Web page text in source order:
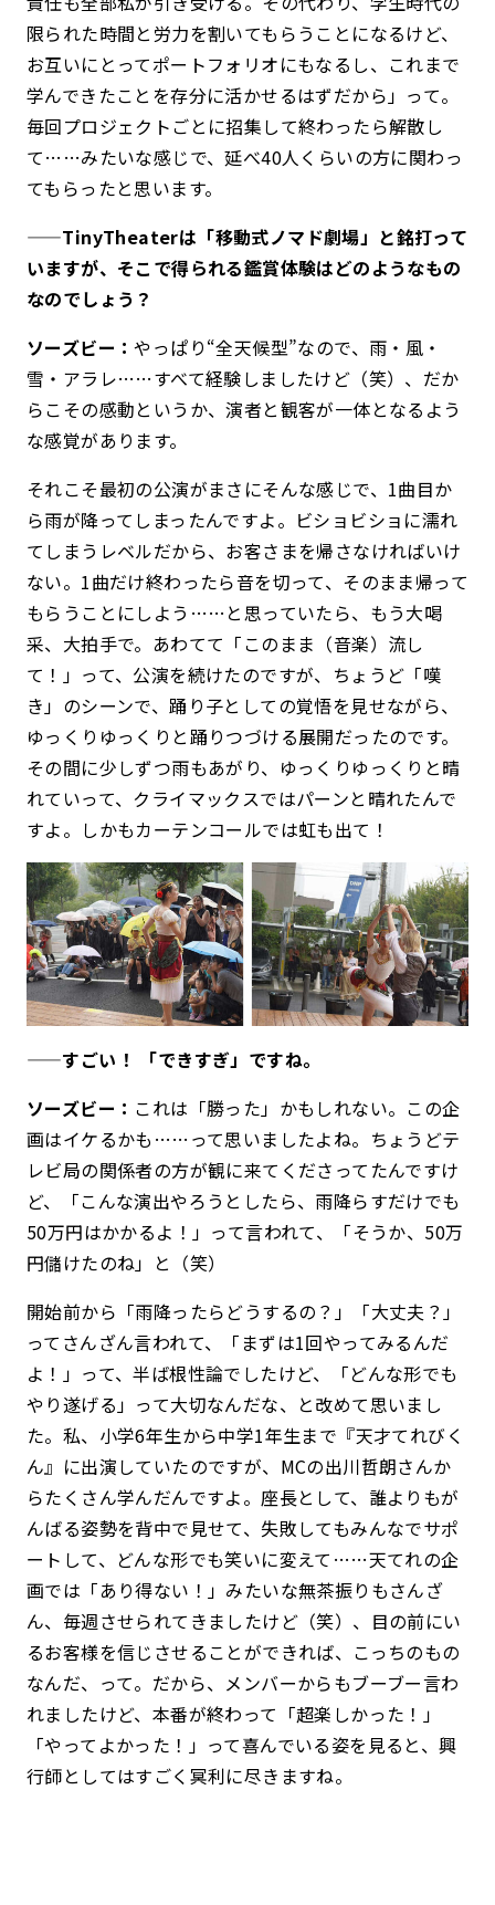
限られた時間と労力を割いてもらうことになるけど、
お互いにとってポートフォリオにもなるし、これまで
学んできたことを存分に活かせるはずだから」って。
毎回プロジェクトごとに招集して終わったら解散し
て……みたいな感じで、延べ40人くらいの方に関わっ
てもらったと思います。
——TinyTheaterは「移動式ノマド劇場」と銘打って
いますが、そこで得られる鑑賞体験はどのようなもの
なのでしょう？
ソーズビー：やっぱり“全天候型”なので、雨・風・
雪・アラレ……すべて経験しましたけど（笑）、だか
らこその感動というか、演者と観客が一体となるよう
な感覚があります。
それこそ最初の公演がまさにそんな感じで、1曲目か
ら雨が降ってしまったんですよ。ビショビショに濡れ
てしまうレベルだから、お客さまを帰さなければいけ
ない。1曲だけ終わったら音を切って、そのまま帰って
もらうことにしよう……と思っていたら、もう大喝
采、大拍手で。あわてて「このまま（音楽）流し
て！」って、公演を続けたのですが、ちょうど「嘆
き」のシーンで、踊り子としての覚悟を見せながら、
ゆっくりゆっくりと踊りつづける展開だったのです。
その間に少しずつ雨もあがり、ゆっくりゆっくりと晴
れていって、クライマックスではパーンと晴れたんで
すよ。しかもカーテンコールでは虹も出て！
——すごい！ 「できすぎ」ですね。
ソーズビー： これは「勝った」かもしれない。この企
画はイケるかも……って思いましたよね。ちょうどテ
レビ局の関係者の方が観に来てくださってたんですけ
ど、「こんな演出やろうとしたら、雨降らすだけでも
50万円はかかるよ！」って言われて、「そうか、50万
円儲けたのね」と（笑）
開始前から「雨降ったらどうするの？」「大丈夫？」
ってさんざん言われて、「まずは1回やってみるんだ
よ！」って、半ば根性論でしたけど、「どんな形でも
やり遂げる」って大切なんだな、と改めて思いまし
た。私、小学6年生から中学1年生まで『天才てれびく
ん』に出演していたのですが、MCの出川哲朗さんか
らたくさん学んだんですよ。座長として、誰よりもが
んばる姿勢を背中で見せて、失敗してもみんなでサポ
ートして、どんな形でも笑いに変えて……天てれの企
画では「あり得ない！」みたいな無茶振りもさんざ
ん、毎週させられてきましたけど（笑）、目の前にい
るお客様を信じさせることができれば、こっちのもの
なんだ、って。だから、メンバーからもブーブー言わ
れましたけど、本番が終わって「超楽しかった！」
「やってよかった！」って喜んでいる姿を見ると、興
行師としてはすごく冥利に尽きますね。